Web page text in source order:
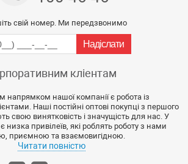
свій номер. Ми передзвонимо
кліентам
напрямком нашої компанії є робота із
Наші постійні оптові покупці з першого
свою винятковість і значущість для нас. У
низка привілеїв, які роблять роботу з нами
приємною та взаємовигідною.
Читати повністю